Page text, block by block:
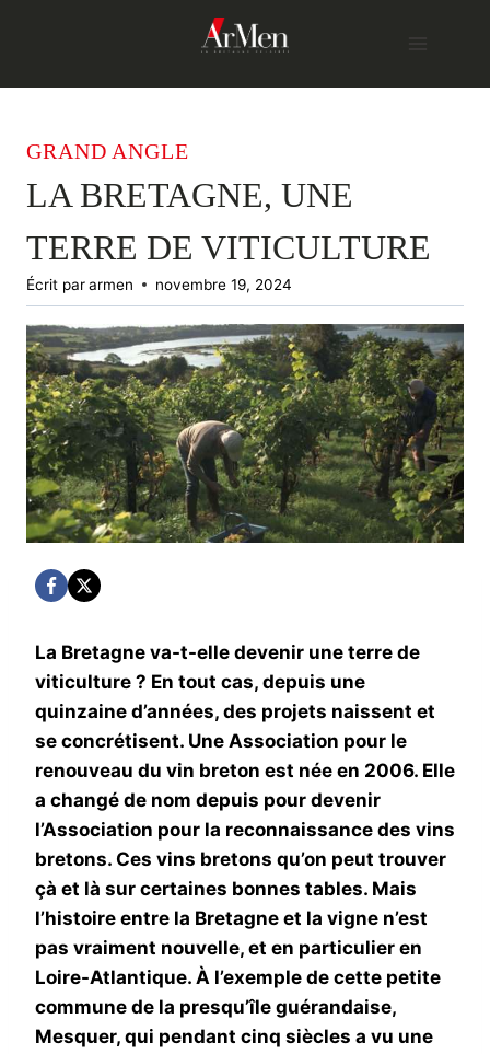
GRAND ANGLE
LA BRETAGNE, UNE
TERRE DE VITICULTURE
Écrit pararmen novembre 19, 2024
La Bretagne va-t-elle devenir une terre de
viticulture ? En tout cas, depuis une
quinzaine d’années, des projets naissent et
se concrétisent. Une Association pour le
renouveau du vin breton est née en 2006. Elle
a changé de nom depuis pour devenir
l’Association pour la reconnaissance des vins
bretons. Ces vins bretons qu’on peut trouver
çà et là sur certaines bonnes tables. Mais
l’histoire entre la Bretagne et la vigne n’est
pas vraiment nouvelle, et en particulier en
Loire-Atlantique. À l’exemple de cette petite
commune de la presqu’île guérandaise,
Mesquer, qui pendant cinq siècles a vu une